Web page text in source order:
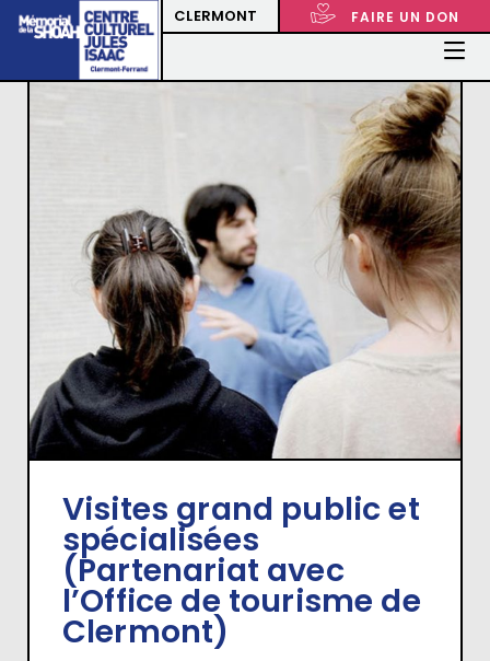
CLERMONT FAIRE UN DON
Visites grand public et
spécialisées
(Partenariat avec
l’Office de tourisme de
Clermont)